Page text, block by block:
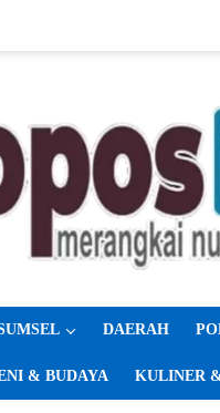
DAERAH
& BUDAYA KULINER